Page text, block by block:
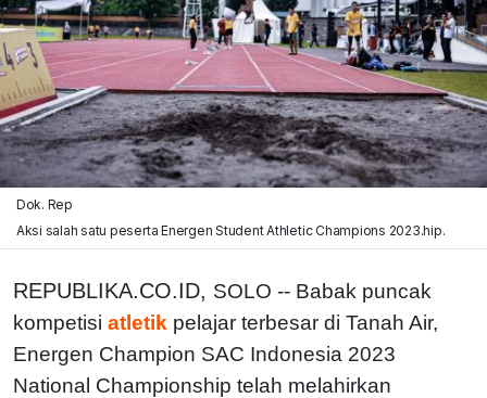
Dok. Rep
Aksi salah satu peserta Energen Student Athletic Champions 2023.hip.
REPUBLIKA.CO.ID, SOLO -- Babak puncak
kompetisi atletik pelajar terbesar di Tanah Air,
Energen Champion SAC Indonesia 2023
National Championship telah melahirkan